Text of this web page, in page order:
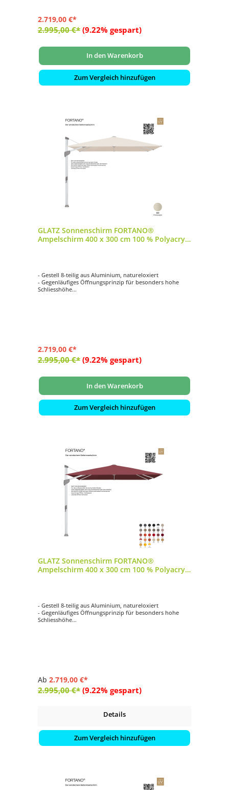
2.719,00 €*
2.995,00 €* (9.22% gespart)
In den Warenkorb
Zum Vergleich hinzufügen
GLATZ Sonnenschirm FORTANO®
Ampelschirm 400 x 300 cm 100 % Polyacryl
- Gestell 8-teilig aus Aluminium, natureloxiert
- Gegenläufiges Öffnungsprinzip für besonders hohe
Schliesshöhe
2.719,00 €*
2.995,00 €* (9.22% gespart)
In den Warenkorb
Zum Vergleich hinzufügen
GLATZ Sonnenschirm FORTANO®
Ampelschirm 400 x 300 cm 100 % Polyacryl
- Gestell 8-teilig aus Aluminium, natureloxiert
- Gegenläufiges Öffnungsprinzip für besonders hohe
Schliesshöhe
Ab 2.719,00 €*
2.995,00 €* (9.22% gespart)
Details
Zum Vergleich hinzufügen